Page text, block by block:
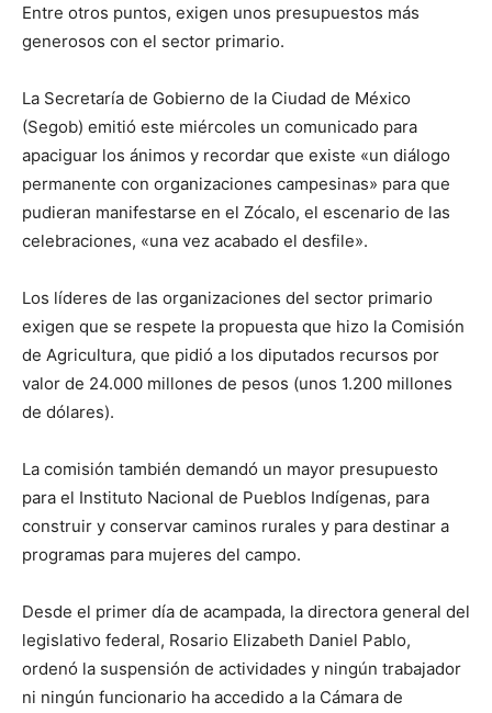
Entre otros puntos, exigen unos presupuestos más
generosos con el sector primario.
La Secretaría de Gobierno de la Ciudad de México
(Segob) emitió este miércoles un comunicado para
apaciguar los ánimos y recordar que existe «un diálogo
permanente con organizaciones campesinas» para que
pudieran manifestarse en el Zócalo, el escenario de las
celebraciones, «una vez acabado el desfile».
Los líderes de las organizaciones del sector primario
exigen que se respete la propuesta que hizo la Comisión
de Agricultura, que pidió a los diputados recursos por
valor de 24.000 millones de pesos (unos 1.200 millones
de dólares).
La comisión también demandó un mayor presupuesto
para el Instituto Nacional de Pueblos Indígenas, para
construir y conservar caminos rurales y para destinar a
programas para mujeres del campo.
Desde el primer día de acampada, la directora general del
legislativo federal, Rosario Elizabeth Daniel Pablo,
ordenó la suspensión de actividades y ningún trabajador
ni ningún funcionario ha accedido a la Cámara de